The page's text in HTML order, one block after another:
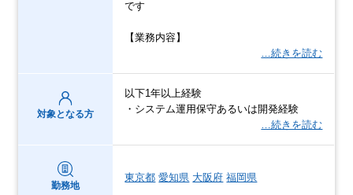
です
【業務内容】
…続きを読む
対象となる方
以下1年以上経験
・システム運用保守あるいは開発経験
…続きを読む
勤務地
東京都 愛知県 大阪府 福岡県